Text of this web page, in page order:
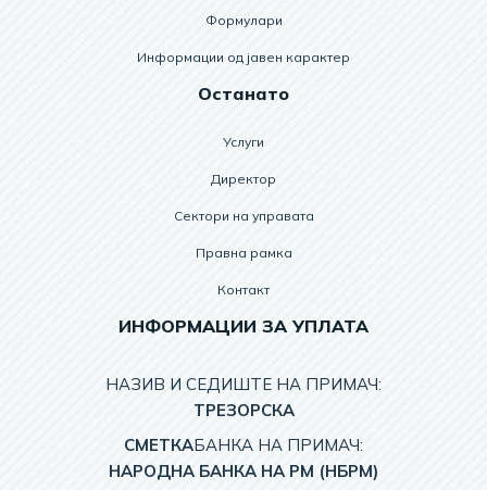
Формулари
Информации од јавен карактер
Останато
Услуги
Директор
Сектори на управата
Правна рамка
Контакт
ИНФОРМАЦИИ ЗА УПЛАТА
НАЗИВ И СЕДИШТЕ НА ПРИМАЧ:
TРЕЗОРСКА
СМЕТКАБАНКА НА ПРИМАЧ:
НАРОДНА БАНКА НА РМ (НБРМ)